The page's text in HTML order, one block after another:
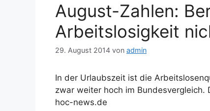
August-Zahlen:
Arbeitslosigkeit
29. August 2014 von admin
In der Urlaubszeit ist die
zwar weiter hoch im
hoc-news.de